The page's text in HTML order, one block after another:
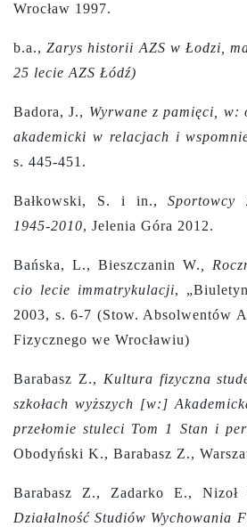
Wrocław 1997.
b.a.,Zarys historii AZS w Łodzi,
25 lecie AZS Łódź)
Badora, J., Wyrwane z pamięci, w:
akademicki w relacjach i
s. 445-451.
Bałkowski, S. i in.,Sportowcy
1945-2010, Jelenia Góra 2012.
Bańska, L., Bieszczanin W.
cio lecie immatrykulacji,
2003, s. 6-7 (Stow. Absolwentów
Fizycznego we Wrocławiu)
Barabasz Z., Kultura fizyczna
szkołach wyższych [w:]
przełomie stuleci Tom 1 Stan i
Obodyński K., Barabasz Z.,
Barabasz Z., Zadarko E., Nizoł
Działalność Studiów Wychowania